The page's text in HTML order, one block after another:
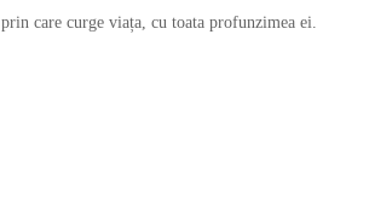
care curge viața, cu toata profunzimea ei.